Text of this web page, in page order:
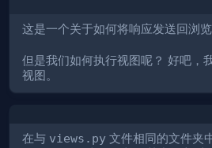
这是一个关于如何将响应发送回浏览
但是我们如何执行视图呢？ 好吧，
视图。
在与 views.py 文件相同的文件夹